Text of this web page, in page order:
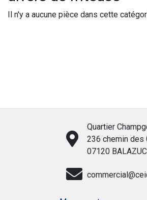
Il n'y a aucune pièce dans cette
Quartier
236 chemin des
07120 BALAZUC